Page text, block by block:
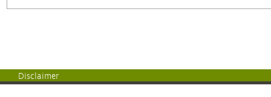
Disclaimer